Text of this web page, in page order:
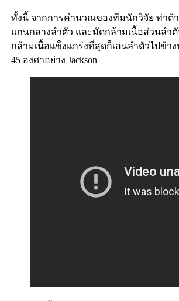
ทั้งนี้ จากการคำนวณของทีมนักวิจัย ท่าต้
แกนกลางลำตัว และมัดกล้ามเนื้อส่วนลำ
กล้ามเนื้อแข็งแกร่งที่สุดก็เอนลำตัวไปข้า
45 องศาอย่าง Jackson